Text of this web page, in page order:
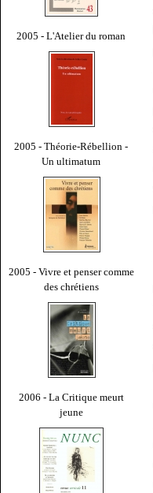
2005 - L'Atelier du roman
2005 - Théorie-Rébellion -
Un ultimatum
2005 - Vivre et penser comme
des chrétiens
2006 - La Critique meurt
jeune